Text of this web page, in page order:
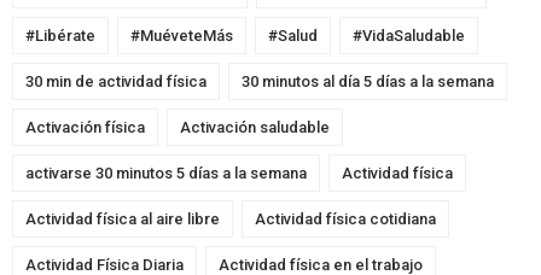
#Libérate #MuéveteMás #Salud #VidaSaludable
30 min de actividad física 30 minutos al día 5 días a la semana
Activación física Activación saludable
activarse 30 minutos 5 días a la semana Actividad física
Actividad física al aire libre Actividad física cotidiana
Actividad Física Diaria Actividad física en el trabajo